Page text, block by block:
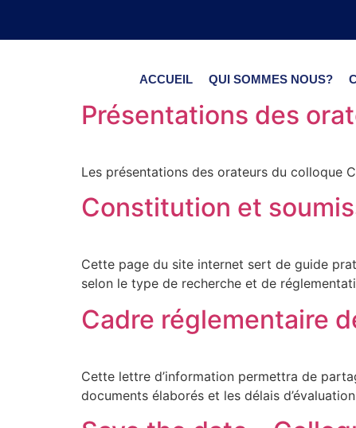
ACCUEIL QUI SOMMES NOUS?
Présentations des
Les présentations des orateurs du colloque
Constitution et
Cette page du site internet sert de guide
selon le type de recherche et de
Cadre réglementaire
Cette lettre d’information permettra de
documents élaborés et les délais